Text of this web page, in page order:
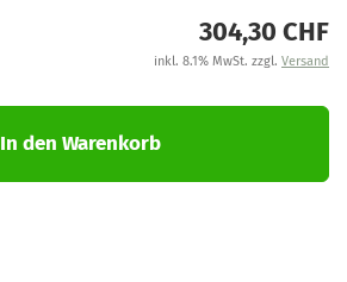
304,30 CHF
inkl. 8.1% MwSt. zzgl. Versand
In den Warenkorb